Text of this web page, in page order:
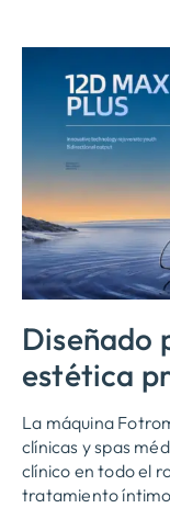
Diseñado
estética
La máquina
clínicas y spas
clínico en todo el
tratamiento íntimo